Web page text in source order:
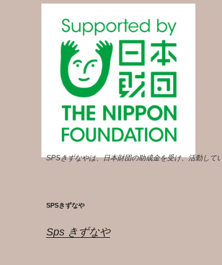
SPSきずなやは、日本財団の助成金を受け、活動して
SPSきずなや
Sps きずなや